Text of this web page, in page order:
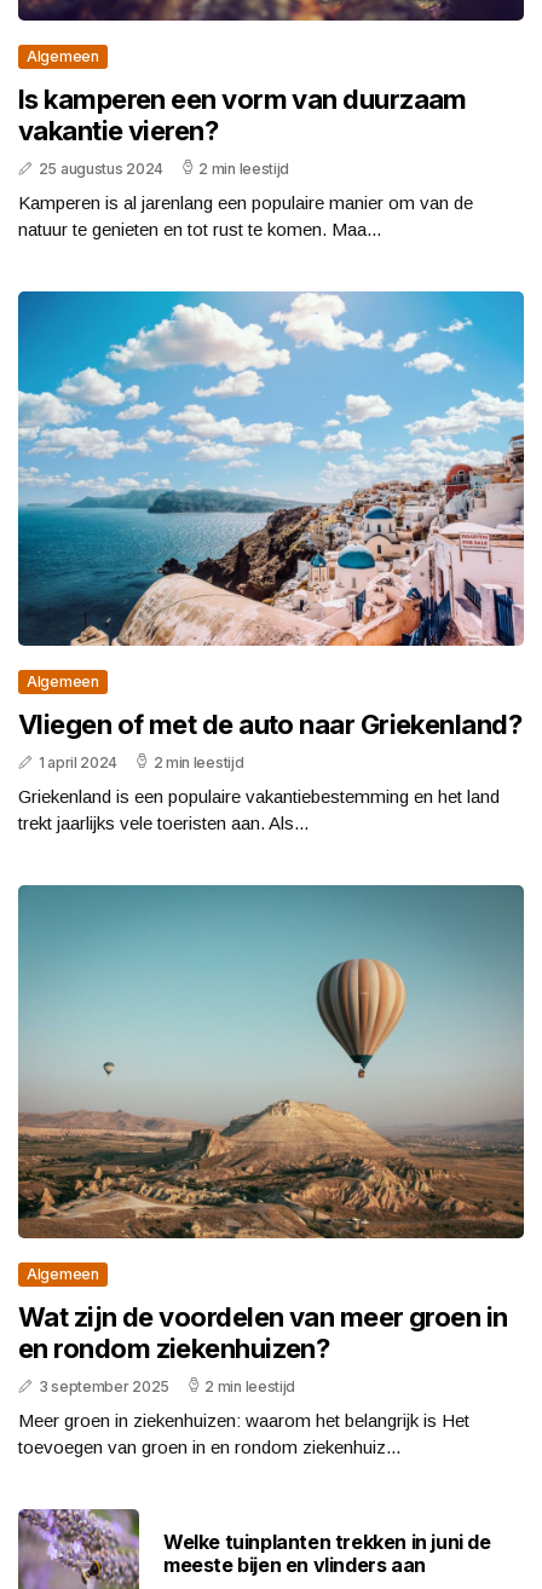
Algemeen
Is kamperen een vorm van duurzaam
vakantie vieren?
25 augustus 2024 2 min leestijd
Kamperen is al jarenlang een populaire manier om van de
natuur te genieten en tot rust te komen. Maa...
Algemeen
Vliegen of met de auto naar Griekenland?
1 april 2024 2 min leestijd
Griekenland is een populaire vakantiebestemming en het land
trekt jaarlijks vele toeristen aan. Als...
Algemeen
Wat zijn de voordelen van meer groen in
en rondom ziekenhuizen?
3 september 2025 2 min leestijd
Meer groen in ziekenhuizen: waarom het belangrijk is Het
toevoegen van groen in en rondom ziekenhuiz...
Welke tuinplanten trekken in juni de
meeste bijen en vlinders aan